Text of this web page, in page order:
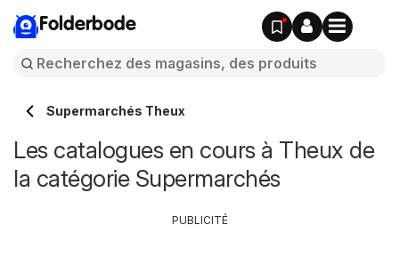
Folderbode
Supermarchés Theux
Les catalogues en cours à Theux de
la catégorie Supermarchés
PUBLICITÉ